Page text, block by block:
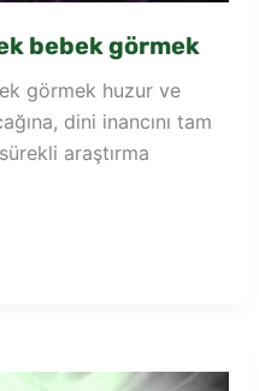
bebek görmek
görmek huzur ve
dini inancını tam
araştırma